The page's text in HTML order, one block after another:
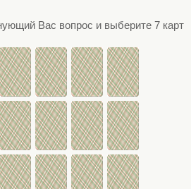
Вас вопрос и выберите 7 карт